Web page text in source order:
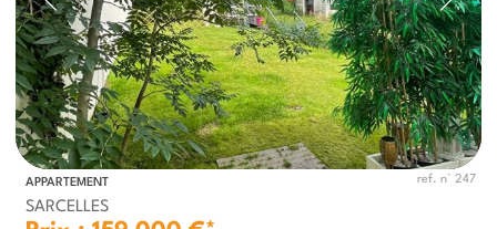
APPARTEMENT ref. n° 247
SARCELLES